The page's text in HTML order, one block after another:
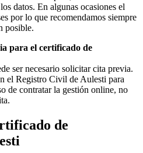
datos. En algunas ocasiones el
por lo que recomendamos siempre
posible.
para el certificado de
ser necesario solicitar cita previa.
el Registro Civil de Aulesti para
de contratar la gestión online, no
de